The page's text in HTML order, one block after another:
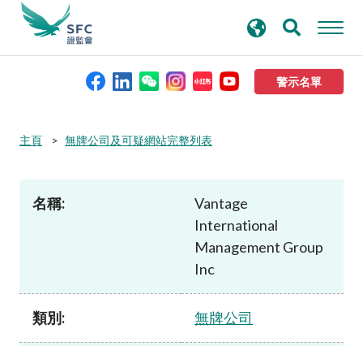
警示名單
本會簡介
新聞稿及公布
尋
主頁 無牌公司及可疑網站完整列表
名稱:
Vantage
International
Management Group
Inc
類別: 無牌公司